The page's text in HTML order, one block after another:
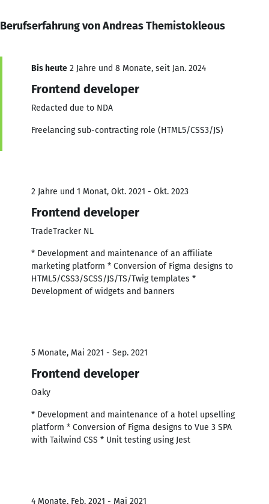
Berufserfahrung von Andreas Themistokleous
Bis heute 2 Jahre und 8 Monate, seit Jan. 2024
Frontend developer
Redacted due to NDA
Freelancing sub-contracting role (HTML5/CSS3/JS)
2 Jahre und 1 Monat, Okt. 2021 - Okt. 2023
Frontend developer
TradeTracker NL
* Development and maintenance of an affiliate
marketing platform * Conversion of Figma designs to
HTML5/CSS3/SCSS/JS/TS/Twig templates *
Development of widgets and banners
5 Monate, Mai 2021 - Sep. 2021
Frontend developer
Oaky
* Development and maintenance of a hotel upselling
platform * Conversion of Figma designs to Vue 3 SPA
with Tailwind CSS * Unit testing using Jest
4 Monate, Feb. 2021 - Mai 2021